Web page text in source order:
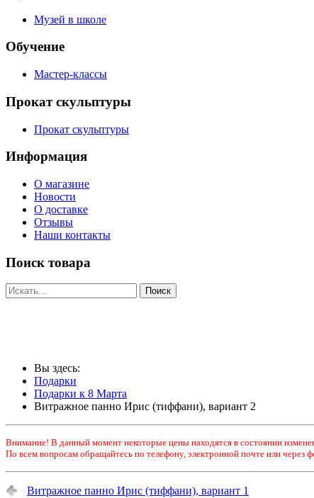
Музей в школе
Обучение
Мастер-классы
Прокат скульптуры
Прокат скульптуры
Информация
О магазине
Новости
О доставке
Отзывы
Наши контакты
Поиск товара
Вы здесь:
Подарки
Подарки к 8 Марта
Витражное панно Ирис (тиффани), вариант 2
Внимание! В данный момент некоторые цены находятся в состоянии
По всем вопросам обращайтесь по телефону, электронной почте или через
Витражное панно Ирис (тиффани), вариант 1